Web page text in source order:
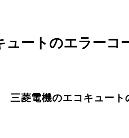
ュートのエラーコ
三菱電機のエコキュート